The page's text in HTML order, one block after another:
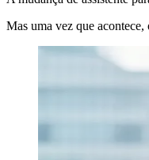
Mas uma vez que